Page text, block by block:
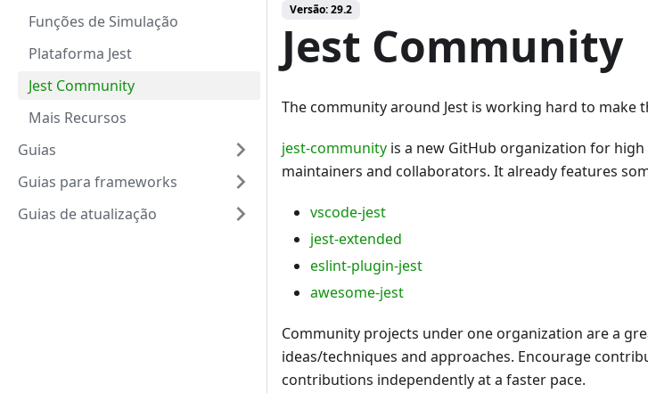
Funções de Simulação
Plataforma Jest
Jest Community
Mais Recursos
Guias
Guias para frameworks
Guias de atualização
Versão: 29.2
Jest Community
The community around Jest is working hard to make
jest-community is a new GitHub organization for
maintainers and collaborators. It already features
vscode-jest
jest-extended
eslint-plugin-jest
awesome-jest
Community projects under one organization are a
ideas/techniques and approaches. Encourage
contributions independently at a faster pace.